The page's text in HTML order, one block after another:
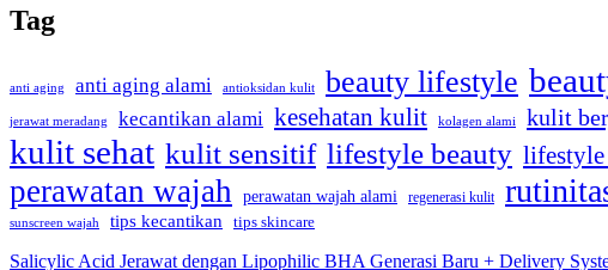
Tag
anti aging anti aging alami antioksidan kulit beauty lifestyle
jerawat meradang kecantikan alami kesehatan kulit kolagen alami kulit
kulit sehat kulit sensitif lifestyle beauty lifestyle
perawatan wajah perawatan wajah alami regenerasi kulit
sunscreen wajah tips kecantikan tips skincare
Salicylic Acid Jerawat dengan Lipophilic BHA Generasi Baru + Delivery